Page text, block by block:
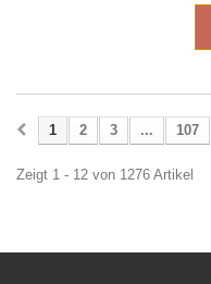
1 2 3 ... 107
Zeigt 1 - 12 von 1276 Artikel